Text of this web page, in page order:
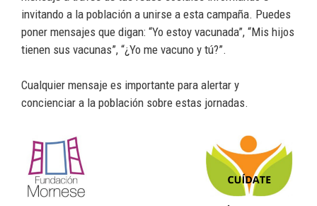
invitando a la población a unirse a esta campaña. Puedes
poner mensajes que digan: “Yo estoy vacunada”, “Mis hijos
tienen sus vacunas”, “¿Yo me vacuno y tú?”.
Cualquier mensaje es importante para alertar y
concienciar a la población sobre estas jornadas.